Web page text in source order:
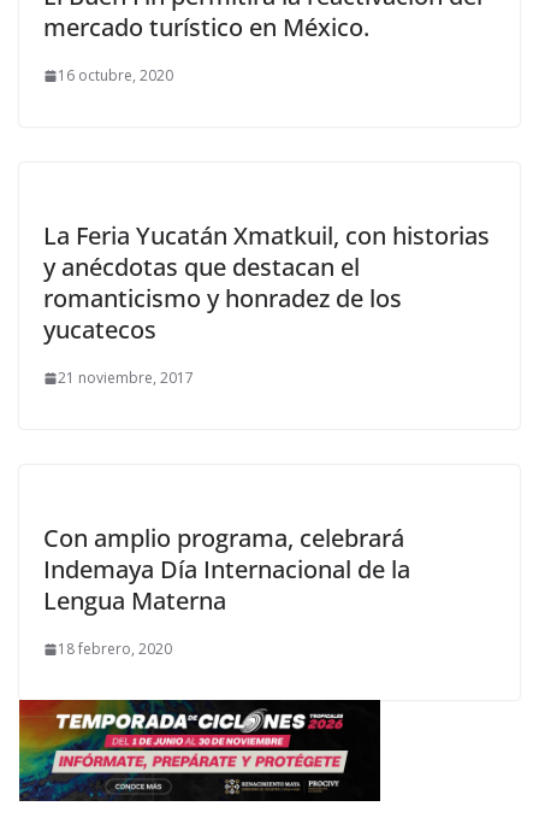
mercado turístico en México.
16 octubre, 2020
La Feria Yucatán Xmatkuil, con historias
y anécdotas que destacan el
romanticismo y honradez de los
yucatecos
21 noviembre, 2017
Con amplio programa, celebrará
Indemaya Día Internacional de la
Lengua Materna
18 febrero, 2020